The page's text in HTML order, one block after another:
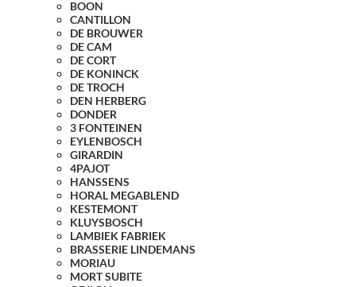
BOON
CANTILLON
DE BROUWER
DE CAM
DE CORT
DE KONINCK
DE TROCH
DEN HERBERG
DONDER
3 FONTEINEN
EYLENBOSCH
GIRARDIN
4PAJOT
HANSSENS
HORAL MEGABLEND
KESTEMONT
KLUYSBOSCH
LAMBIEK FABRIEK
BRASSERIE LINDEMANS
MORIAU
MORT SUBITE